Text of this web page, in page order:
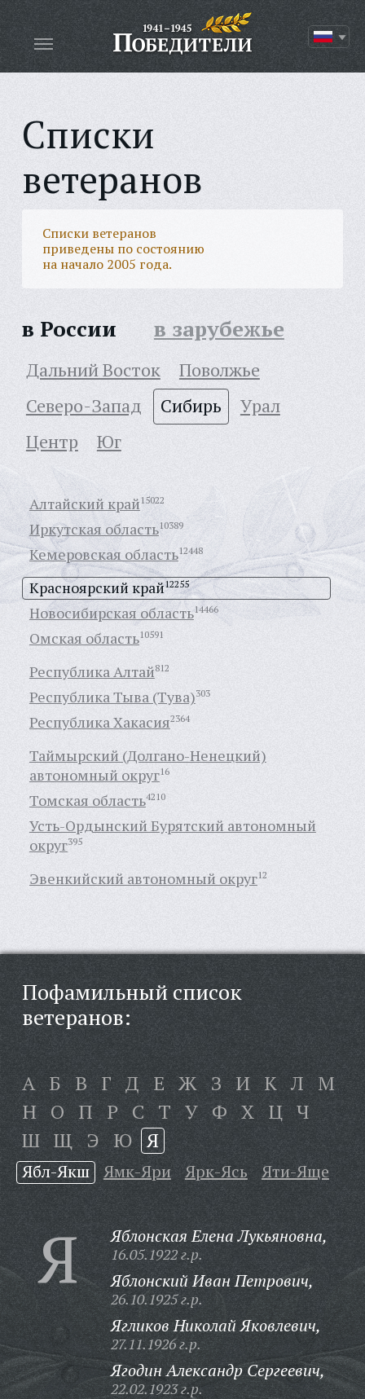
Списки
ветеранов
Списки ветеранов
приведены по состоянию
на начало 2005 года.
в России в зарубежье
Дальний Восток
Поволжье
Северо-Запад
Сибирь
Урал
Центр
Юг
Алтайский край15022
Иркутская область10389
Кемеровская область12448
Красноярский край12255
Новосибирская область14466
Омская область10591
Республика Алтай812
Республика Тыва (Тува)303
Республика Хакасия2364
Таймырский (Долгано-Ненецкий)
автономный округ16
Томская область4210
Усть-Ордынский Бурятский автономный
округ395
Эвенкийский автономный округ12
Пофамильный список
ветеранов:
А Б В Г Д Е Ж З И К Л М
Н О П Р С Т У Ф Х Ц Ч
Ш Щ Э Ю Я
Ябл-Якш Ямк-Яри Ярк-Ясь Яти-Яще
Я Яблонская Елена Лукьяновна,
16.05.1922 г.р.
Яблонский Иван Петрович,
26.10.1925 г.р.
Ягликов Николай Яковлевич,
27.11.1926 г.р.
Ягодин Александр Сергеевич,
22.02.1923 г.р.